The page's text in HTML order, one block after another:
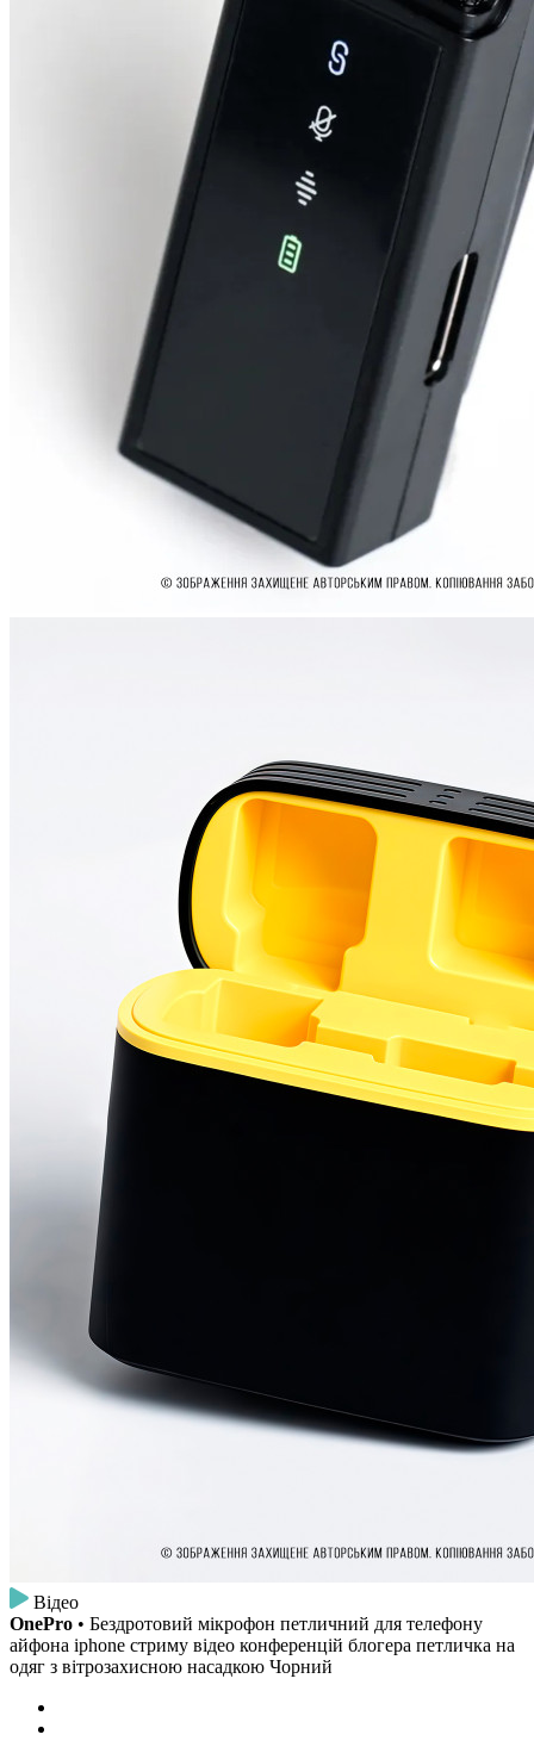
Відео
OnePro • Бездротовий мікрофон петличний для телефону
айфона iphone стриму відео конференцій блогера петличка на
одяг з вітрозахисною насадкою Чорний